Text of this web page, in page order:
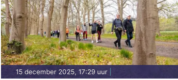
15 december 2025, 17:29 uur|